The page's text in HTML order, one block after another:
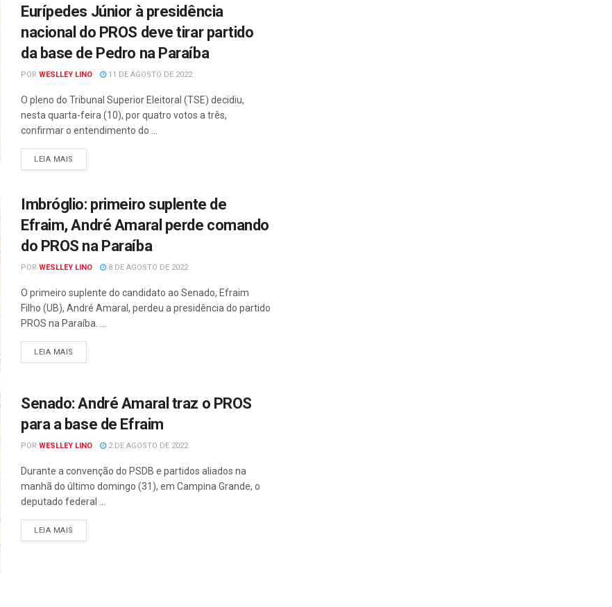
Eurípedes Júnior à presidência
nacional do PROS deve tirar partido
da base de Pedro na Paraíba
POR WESLLEY LINO 11 DE AGOSTO DE 2022
O pleno do Tribunal Superior Eleitoral (TSE) decidiu,
nesta quarta-feira (10), por quatro votos a três,
confirmar o entendimento do ...
LEIA MAIS
Imbróglio: primeiro suplente de
Efraim, André Amaral perde comando
do PROS na Paraíba
POR WESLLEY LINO 8 DE AGOSTO DE 2022
O primeiro suplente do candidato ao Senado, Efraim
Filho (UB), André Amaral, perdeu a presidência do partido
PROS na Paraíba. ...
LEIA MAIS
Senado: André Amaral traz o PROS
para a base de Efraim
POR WESLLEY LINO 2 DE AGOSTO DE 2022
Durante a convenção do PSDB e partidos aliados na
manhã do último domingo (31), em Campina Grande, o
deputado federal ...
LEIA MAIS